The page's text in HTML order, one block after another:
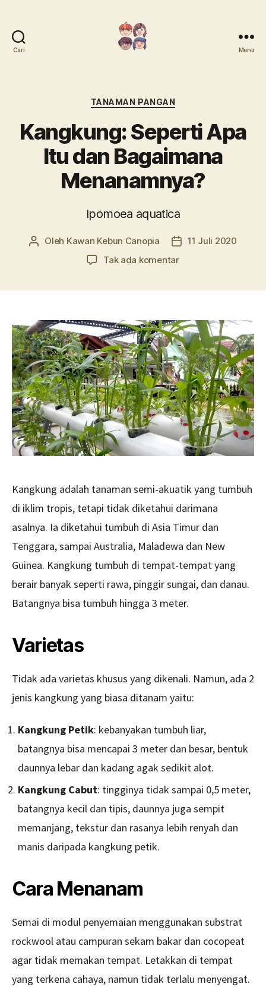
Cari Menu
Kategori
TANAMAN PANGAN
Kangkung: Seperti Apa
Itu dan Bagaimana
Menanamnya?
Ipomoea aquatica
Penulis
Oleh Kawan Kebun Canopia
Tanggal
11 Juli 2020
Tak ada komentarpada
dan
Bagaimana
Menanamnya?
Kangkung adalah tanaman semi-akuatik yang tumbuh
di iklim tropis, tetapi tidak diketahui darimana
asalnya. Ia diketahui tumbuh di Asia Timur dan
Tenggara, sampai Australia, Maladewa dan New
Guinea. Kangkung tumbuh di tempat-tempat yang
berair banyak seperti rawa, pinggir sungai, dan danau.
Batangnya bisa tumbuh hingga 3 meter.
Varietas
Tidak ada varietas khusus yang dikenali. Namun, ada 2
jenis kangkung yang biasa ditanam yaitu:
Kangkung Petik: kebanyakan tumbuh liar,
batangnya bisa mencapai 3 meter dan besar, bentuk
daunnya lebar dan kadang agak sedikit alot.
Kangkung Cabut: tingginya tidak sampai 0,5 meter,
batangnya kecil dan tipis, daunnya juga sempit
memanjang, tekstur dan rasanya lebih renyah dan
manis daripada kangkung petik.
Cara Menanam
Semai di modul penyemaian menggunakan substrat
rockwool atau campuran sekam bakar dan cocopeat
agar tidak memakan tempat. Letakkan di tempat
yang terkena cahaya, namun tidak terlalu menyengat.